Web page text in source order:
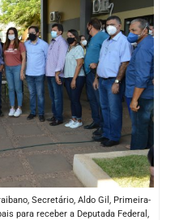
Secretário, Aldo Gil, Primeira-
para receber a Deputada Federal,